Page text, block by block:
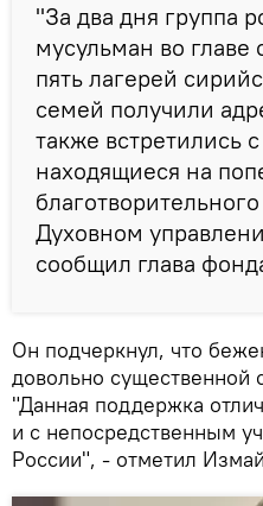
"За два дня группа
мусульман во
пять лагерей
семей получили
также встретились
находящиеся на
Духовном
сообщил глава
Он подчеркнул, что
довольно существенной
"Данная поддержка
и с непосредственным
России", - отметил